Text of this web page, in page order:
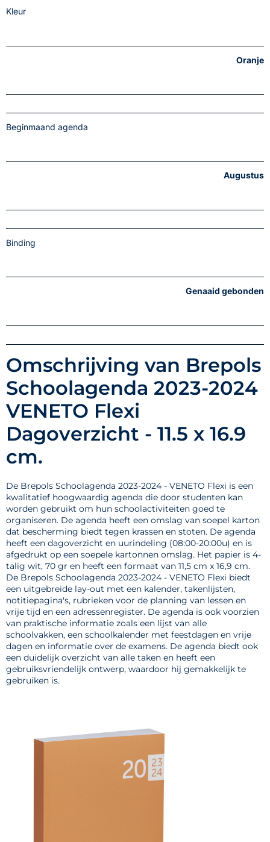
Kleur
Oranje
Beginmaand agenda
Augustus
Binding
Genaaid gebonden
Omschrijving van Brepols
Schoolagenda 2023-2024
VENETO Flexi
Dagoverzicht - 11.5 x 16.9
cm.
De Brepols Schoolagenda 2023-2024 - VENETO Flexi is een
kwalitatief hoogwaardig agenda die door studenten kan
worden gebruikt om hun schoolactiviteiten goed te
organiseren. De agenda heeft een omslag van soepel karton
dat bescherming biedt tegen krassen en stoten. De agenda
heeft een dagoverzicht en uurindeling (08:00-20:00u) en is
afgedrukt op een soepele kartonnen omslag. Het papier is 4-
talig wit, 70 gr en heeft een formaat van 11,5 cm x 16,9 cm.
De Brepols Schoolagenda 2023-2024 - VENETO Flexi biedt
een uitgebreide lay-out met een kalender, takenlijsten,
notitiepagina's, rubrieken voor de planning van lessen en
vrije tijd en een adressenregister. De agenda is ook voorzien
van praktische informatie zoals een lijst van alle
schoolvakken, een schoolkalender met feestdagen en vrije
dagen en informatie over de examens. De agenda biedt ook
een duidelijk overzicht van alle taken en heeft een
gebruiksvriendelijk ontwerp, waardoor hij gemakkelijk te
gebruiken is.